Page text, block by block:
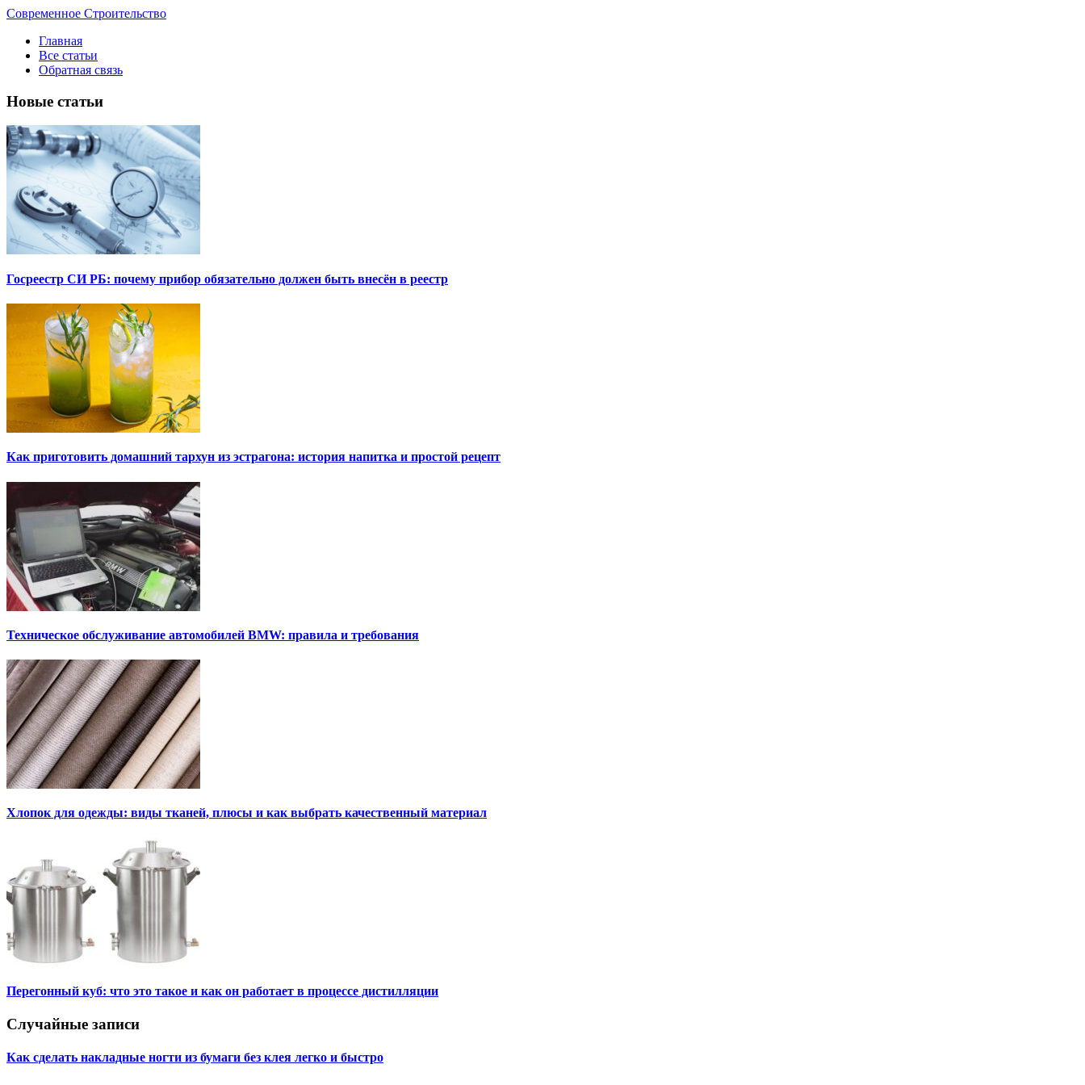
Современное Строительство
Главная
Все статьи
Обратная связь
Новые статьи
Госреестр СИ РБ: почему прибор обязательно должен быть внесён в реестр
Как приготовить домашний тархун из эстрагона: история напитка и простой рецепт
Техническое обслуживание автомобилей BMW: правила и требования
Хлопок для одежды: виды тканей, плюсы и как выбрать качественный материал
Перегонный куб: что это такое и как он работает в процессе дистилляции
Случайные записи
Как сделать накладные ногти из бумаги без клея легко и быстро